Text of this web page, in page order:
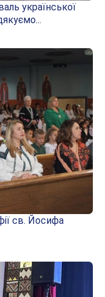
української
св. Йосифа